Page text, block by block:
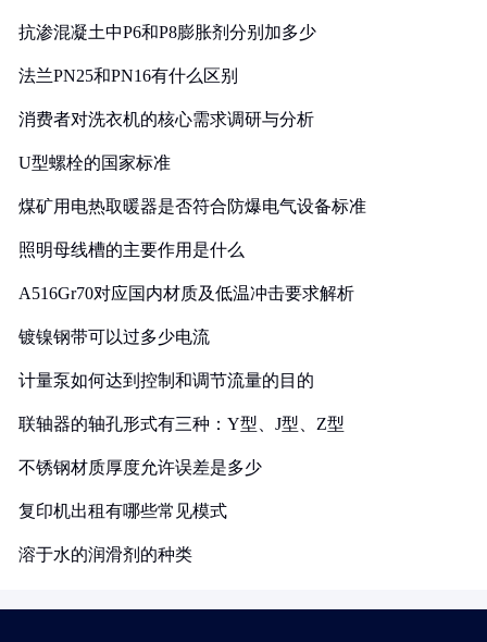
抗渗混凝土中P6和P8膨胀剂分别加多少
法兰PN25和PN16有什么区别
消费者对洗衣机的核心需求调研与分析
U型螺栓的国家标准
煤矿用电热取暖器是否符合防爆电气设备标准
照明母线槽的主要作用是什么
A516Gr70对应国内材质及低温冲击要求解析
镀镍钢带可以过多少电流
计量泵如何达到控制和调节流量的目的
联轴器的轴孔形式有三种：Y型、J型、Z型
不锈钢材质厚度允许误差是多少
复印机出租有哪些常见模式
溶于水的润滑剂的种类